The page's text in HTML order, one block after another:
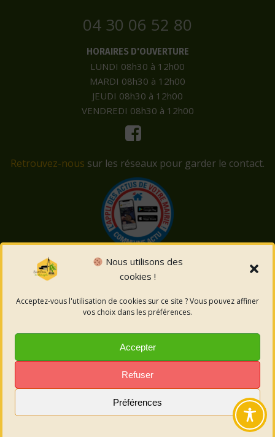
Nous utilisons des
cookies !
Acceptez-vous l'utilisation de cookies sur ce site ? Vous pouvez affiner
vos choix dans les préférences.
Accepter
Refuser
Préférences
04 30 06 52 80
HORAIRES D'OUVERTURE
LUNDI 08h30 à 12h00
MARDI 08h30 à 12h00
JEUDI 08h30 à 12h00
VENDREDI 08h30 à 12h00
Retrouvez-nous sur les réseaux pour garder le contact.
© 2026 Saint-Côme-et-Maruéjols. Un service proposé
Mentions légales
Politique des cookies